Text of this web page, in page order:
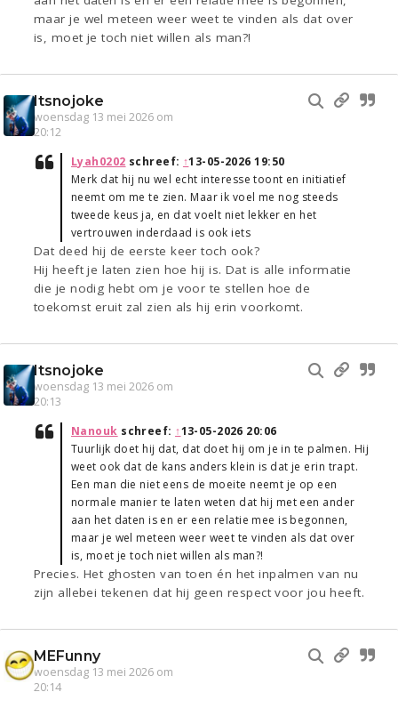
maar je wel meteen weer weet te vinden als dat over
is, moet je toch niet willen als man?!
Itsnojoke
woensdag 13 mei 2026 om
20:12
Lyah0202 schreef: ↑13-05-2026 19:50
Merk dat hij nu wel echt interesse toont en initiatief
neemt om me te zien. Maar ik voel me nog steeds
tweede keus ja, en dat voelt niet lekker en het
vertrouwen inderdaad is ook iets
Dat deed hij de eerste keer toch ook?
Hij heeft je laten zien hoe hij is. Dat is alle informatie
die je nodig hebt om je voor te stellen hoe de
toekomst eruit zal zien als hij erin voorkomt.
Itsnojoke
woensdag 13 mei 2026 om
20:13
Nanouk schreef: ↑13-05-2026 20:06
Tuurlijk doet hij dat, dat doet hij om je in te palmen. Hij
weet ook dat de kans anders klein is dat je erin trapt.
Een man die niet eens de moeite neemt je op een
normale manier te laten weten dat hij met een ander
aan het daten is en er een relatie mee is begonnen,
maar je wel meteen weer weet te vinden als dat over
is, moet je toch niet willen als man?!
Precies. Het ghosten van toen én het inpalmen van nu
zijn allebei tekenen dat hij geen respect voor jou heeft.
MEFunny
woensdag 13 mei 2026 om
20:14